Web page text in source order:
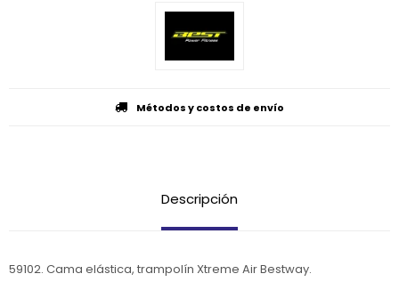
Métodos y costos de envío
Descripción
59102. Cama elástica, trampolín Xtreme Air Bestway.